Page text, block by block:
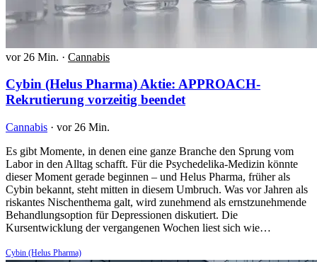
vor 26 Min. · Cannabis
Cybin (Helus Pharma) Aktie: APPROACH-
Rekrutierung vorzeitig beendet
Cannabis · vor 26 Min.
Es gibt Momente, in denen eine ganze Branche den Sprung vom
Labor in den Alltag schafft. Für die Psychedelika-Medizin könnte
dieser Moment gerade beginnen – und Helus Pharma, früher als
Cybin bekannt, steht mitten in diesem Umbruch. Was vor Jahren als
riskantes Nischenthema galt, wird zunehmend als ernstzunehmende
Behandlungsoption für Depressionen diskutiert. Die
Kursentwicklung der vergangenen Wochen liest sich wie…
Cybin (Helus Pharma)